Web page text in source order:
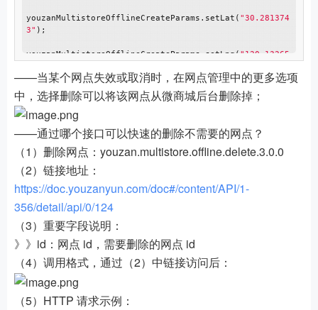
youzanMultistoreOfflineCreateParams.setLat( "30.281374
3" );
youzanMultistoreOfflineCreateParams.setLng( "120.13265
youzanMultistoreOfflineCreateParams.setName( "winnie"
;
youzanMultistoreOfflineCreate.setAPIParams(youzanMult
istoreOfflineCreateParams);
try {
        YouzanMultistoreOfflineCreateResult result =
yzClient.invoke(youzanMultistoreOfflineCreate, token,
YouzanMultistoreOfflineCreateResult.class);
            System.out.
        }
catch (SDKException n) {
            n.printStackTrace();
        }
    }
——当某个网点失效或取消时，在网点管理中的更多选项
中，选择删除可以将该网点从微商城后台删除掉；
——通过哪个接口可以快速的删除不需要的网点？
（1）删除网点：youzan.multistore.offline.delete.3.0.0
（2）链接地址：
https://doc.youzanyun.com/doc#/content/API/1-
356/detail/api/0/124
（3）重要字段说明：
》》id：网点 id，需要删除的网点 id
（4）调用格式，通过（2）中链接访问后：
（5）HTTP 请求示例：